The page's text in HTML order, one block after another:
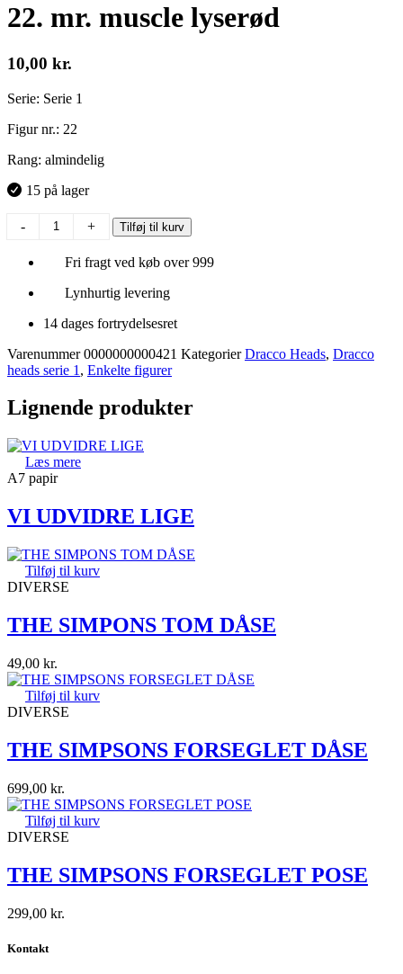
22. mr. muscle lyserød
10,00 kr.
Serie: Serie 1
Figur nr.: 22
Rang: almindelig
15 på lager
-
lyserød
+ Tilføj til kurv
Fri fragt ved køb over 999
Lynhurtig levering
14 dages fortrydelsesret
Varenummer0000000000421 Kategorier Dracco Heads, Dracco
heads serie 1 , Enkelte figurer
Lignende produkter
Læs mere
A7 papir
VI UDVIDRE LIGE
Tilføj til kurv
DIVERSE
THE SIMPONS TOM DÅSE
49,00 kr.
Tilføj til kurv
DIVERSE
THE SIMPSONS FORSEGLET DÅSE
699,00 kr.
Tilføj til kurv
DIVERSE
THE SIMPSONS FORSEGLET POSE
299,00 kr.
Kontakt